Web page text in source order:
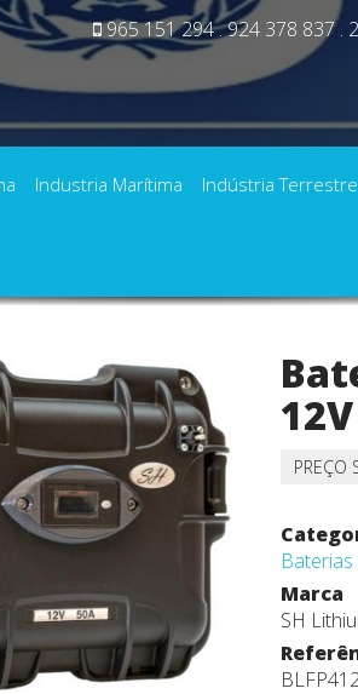
965 151 294 . 924 378 837 .
Industria Marítima Indústria Terrestre
PREÇO
Baterias
Marca
SH